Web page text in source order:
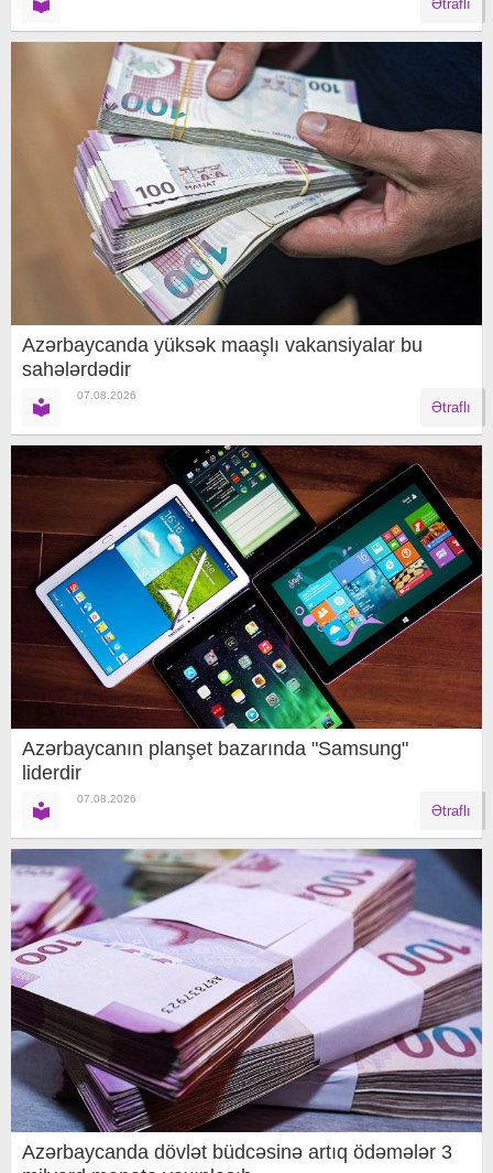
Ətraflı
Azərbaycanda yüksək maaşlı vakansiyalar bu
sahələrdədir
07.08.2026
Ətraflı
Azərbaycanın planşet bazarında "Samsung"
liderdir
07.08.2026
Ətraflı
Azərbaycanda dövlət büdcəsinə artıq ödəmələr 3